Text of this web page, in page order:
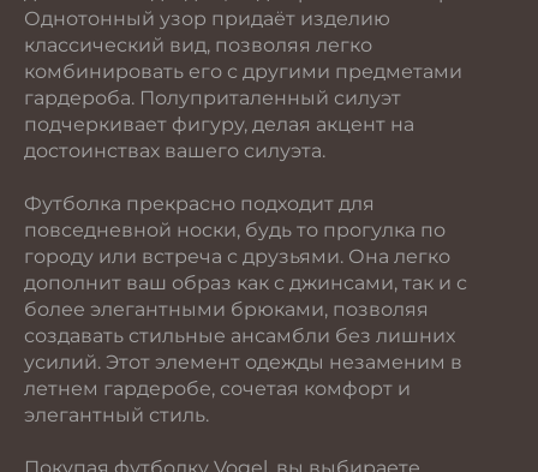
Однотонный узор придаёт изделию
классический вид, позволяя легко
комбинировать его с другими предметами
гардероба. Полуприталенный силуэт
подчеркивает фигуру, делая акцент на
достоинствах вашего силуэта.
Футболка прекрасно подходит для
повседневной носки, будь то прогулка по
городу или встреча с друзьями. Она легко
дополнит ваш образ как с джинсами, так и с
более элегантными брюками, позволяя
создавать стильные ансамбли без лишних
усилий. Этот элемент одежды незаменим в
летнем гардеробе, сочетая комфорт и
элегантный стиль.